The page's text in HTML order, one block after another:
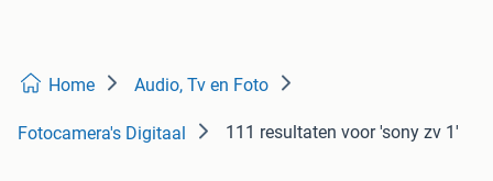
Home Audio, Tv en Foto
Fotocamera's Digitaal 111 resultaten voor 'sony zv 1'